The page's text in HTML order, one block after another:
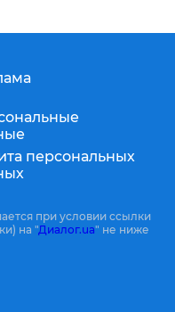
персональных
при условии ссылки
на "Диалог.ua" не ниже